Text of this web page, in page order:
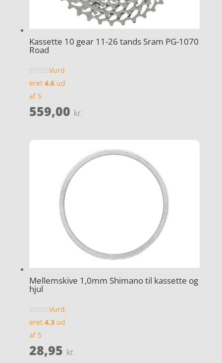
Kassette 10 gear 11-26 tands Sram PG-1070
Road
Vurd
eret 4.6ud
af 5
559,00 kr.
Mellemskive 1,0mm Shimano til kassette og
hjul
Vurd
eret 4.3ud
af 5
28,95 kr.